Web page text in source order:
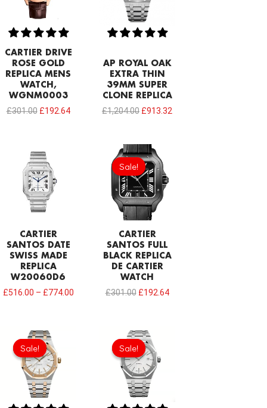
CARTIER DRIVE
ROSE GOLD
REPLICA MENS
WATCH,
WGNM0003
£301.00 £192.64
AP ROYAL OAK
EXTRA THIN
39MM SUPER
CLONE REPLICA
£1,204.00 £913.32
CARTIER
SANTOS DATE
SWISS MADE
REPLICA
W20060D6
£516.00 – £774.00
Sale!
Sale!
CARTIER
SANTOS FULL
BLACK REPLICA
DE CARTIER
WATCH
£301.00
Original
price
was:
£301.00.
£192.64
£192.64.
Sale!
Sale!
Original
price
was:
£344.00.
Sale!
Sale!
Original
price
was:
£344.00.